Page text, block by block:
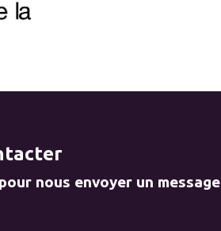
nous envoyer un message